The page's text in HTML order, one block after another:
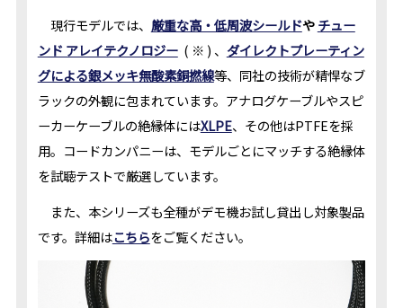
現行モデルでは、 厳重な高・低周波シールドやチュー
ンド アレイテクノロジー( ※ ) 、 ダイレクトプレーティン
グによる銀メッキ無酸素銅撚線等、同社の技術が精悍なブ
ラックの外観に包まれています。アナログケーブルやスピ
ーカーケーブルの絶縁体にはXLPE、その他はPTFEを採
用。コードカンパニーは、モデルごとにマッチする絶縁体
を試聴テストで厳選しています。
また、本シリーズも全種がデモ機お試し貸出し対象製品
です。詳細はこちらをご覧ください。